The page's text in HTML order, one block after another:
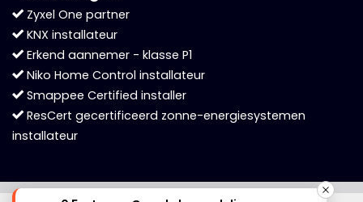
Zyxel One partner
KNX installateur
Erkend aannemer - klasse P1
Niko Home Control installateur
Smappee Certified installer
ResCert gecertificeerd zonne-energiesystemen
installateur
Cookies helpen ons bij het leveren van onze